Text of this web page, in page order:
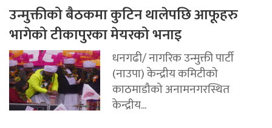
उन्मुक्तीको बैठकमा कुटिन थालेपछि आफूहरु
भागेको टीकापुरका मेयरको भनाइ
धनगढी/ नागरिक उन्मुक्ती पार्टी
(नाउपा) केन्द्रीय कमिटीको
काठमाडौको अनामनगरस्थित
केन्द्रीय...